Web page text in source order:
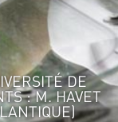
DE
: M. HAVET